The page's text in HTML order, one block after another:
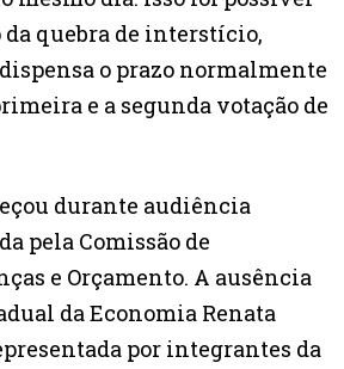
da quebra de interstício,
o prazo normalmente
e a segunda votação de
durante audiência
pela Comissão de
e Orçamento. A ausência
da Economia Renata
por integrantes da